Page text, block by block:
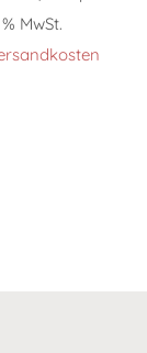
14,95€ 12,95.
MwSt.